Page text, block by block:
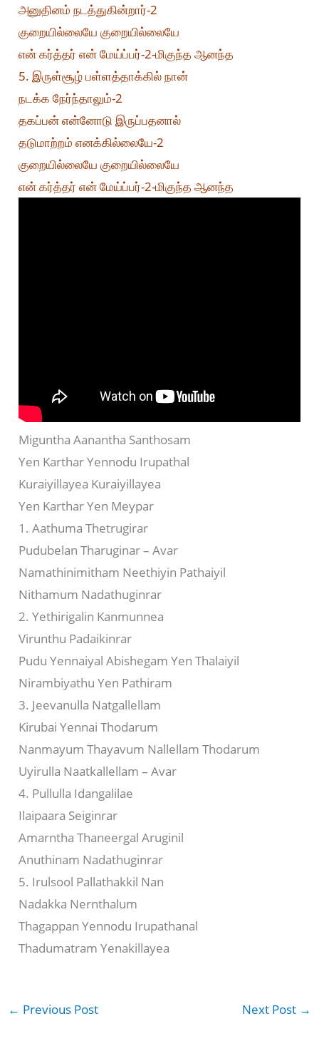
அனுதினம் நடத்துகின்றார்-2
குறையில்லையே குறையில்லையே
என் கர்த்தர் என் மேய்ப்பர்-2-மிகுந்த ஆனந்த
5. இருள்சூழ் பள்ளத்தாக்கில் நான்
நடக்க நேர்ந்தாலும்-2
தகப்பன் என்னோடு இருப்பதனால்
தடுமாற்றம் எனக்கில்லையே-2
குறையில்லையே குறையில்லையே
என் கர்த்தர் என் மேய்ப்பர்-2-மிகுந்த ஆனந்த
Miguntha Aanantha Santhosam
Yen Karthar Yennodu Irupathal
Kuraiyillayea Kuraiyillayea
Yen Karthar Yen Meypar
1. Aathuma Thetrugirar
Pudubelan Tharuginar – Avar
Namathinimitham Neethiyin Pathaiyil
Nithamum Nadathuginrar
2. Yethirigalin Kanmunnea
Virunthu Padaikinrar
Pudu Yennaiyal Abishegam Yen Thalaiyil
Nirambiyathu Yen Pathiram
3. Jeevanulla Natgallellam
Kirubai Yennai Thodarum
Nanmayum Thayavum Nallellam Thodarum
Uyirulla Naatkallellam – Avar
4. Pullulla Idangalilae
Ilaipaara Seiginrar
Amarntha Thaneergal Aruginil
Anuthinam Nadathuginrar
5. Irulsool Pallathakkil Nan
Nadakka Nernthalum
Thagappan Yennodu Irupathanal
Thadumatram Yenakillayea
← Previous Post Next Post →